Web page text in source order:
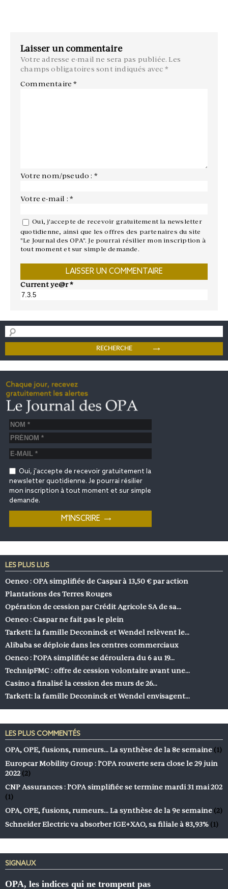
Laisser un commentaire
Votre adresse e-mail ne sera pas publiée. Les
champs obligatoires sont indiqués avec *
Commentaire*
Votre nom/pseudo : *
Votre e-mail : *
Oui, j'accepte de recevoir gratuitement la newsletter
quotidienne, ainsi que les offres des partenaires du site
"Le Journal des OPA". Je pourrai résilier mon inscription à
tout moment et sur simple demande.
Current ye@r*
Oui, j'accepte de recevoir gratuitement la
newsletter quotidienne. Je pourrai résilier
mon inscription à tout moment et sur simple
demande.
LES PLUS LUS
Oeneo : OPA simplifiée de Caspar à 13,50 € par action
Plantations des Terres Rouges
Opération de cession par Crédit Agricole SA de sa…
Oeneo : Caspar ne fait pas le plein
Tarkett: la famille Deconinck et Wendel relèvent le…
Alibaba se déploie dans les centres commerciaux
Oeneo : l’OPA simplifiée se déroulera du 6 au 19…
TechnipFMC : offre de cession volontaire avant une…
Casino a finalisé la cession des murs de 26…
Tarkett: la famille Deconinck et Wendel envisagent…
LES PLUS COMMENTÉS
OPA, OPE, fusions, rumeurs… La synthèse de la 8e semaine (1)
Europcar Mobility Group : l’OPA rouverte sera close le 29 juin
2022 (2)
CNP Assurances : l’OPA simplifiée se termine mardi 31 mai 202
(1)
OPA, OPE, fusions, rumeurs… La synthèse de la 9e semaine (2)
Schneider Electric va absorber IGE+XAO, sa filiale à 83,93% (1)
SIGNAUX
OPA, les indices qui ne trompent pas